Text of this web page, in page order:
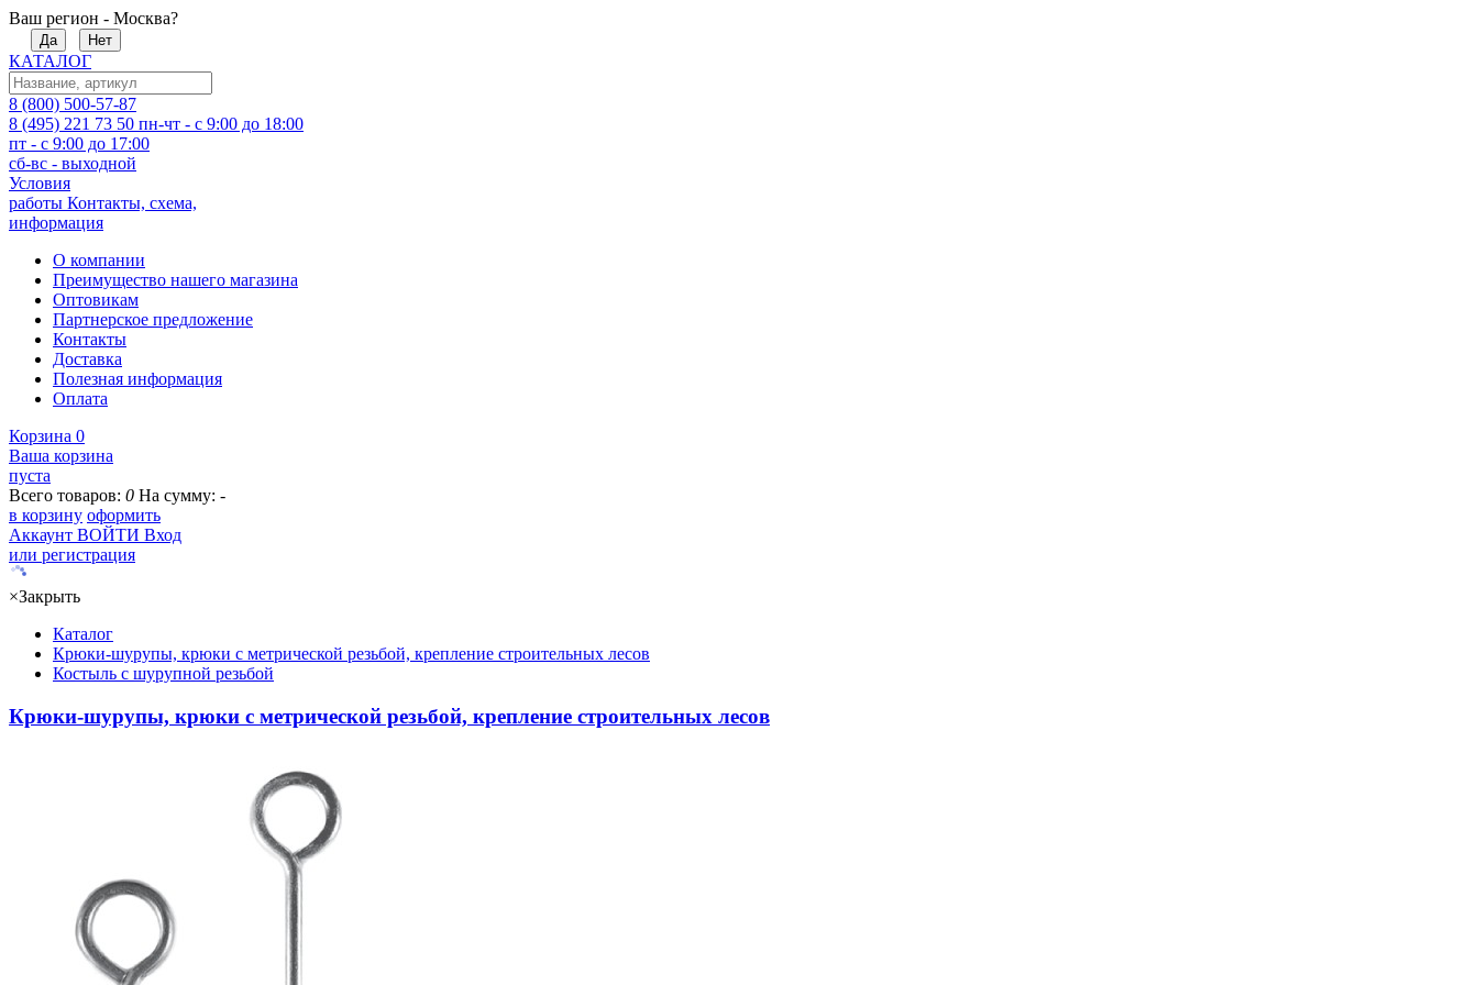
Ваш регион - Москва?
Да Нет
КАТАЛОГ
8 (800) 500-57-87
8 (495) 221 73 50 пн-чт - с 9:00 до 18:00
пт - с 9:00 до 17:00
сб-вс - выходной
Условия
работы Контакты, схема,
информация
О компании
Преимущество нашего магазина
Оптовикам
Партнерское предложение
Контакты
Доставка
Полезная информация
Оплата
Корзина 0
Ваша корзина
пуста
Всего товаров: 0 На сумму: -
в корзину оформить
Аккаунт ВОЙТИ Вход
или регистрация
×Закрыть
Каталог
Крюки-шурупы, крюки с метрической резьбой, крепление строительных лесов
Костыль с шурупной резьбой
Крюки-шурупы, крюки с метрической резьбой, крепление строительных лесов